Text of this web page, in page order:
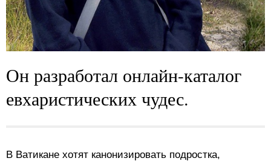
Он разработал онлайн-каталог
евхаристических чудес.
В Ватикане хотят канонизировать подростка,